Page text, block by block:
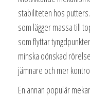
stabiliteten hos
som lägger massa till
som flyttar
minska oönskad
jämnare och mer
En annan populär